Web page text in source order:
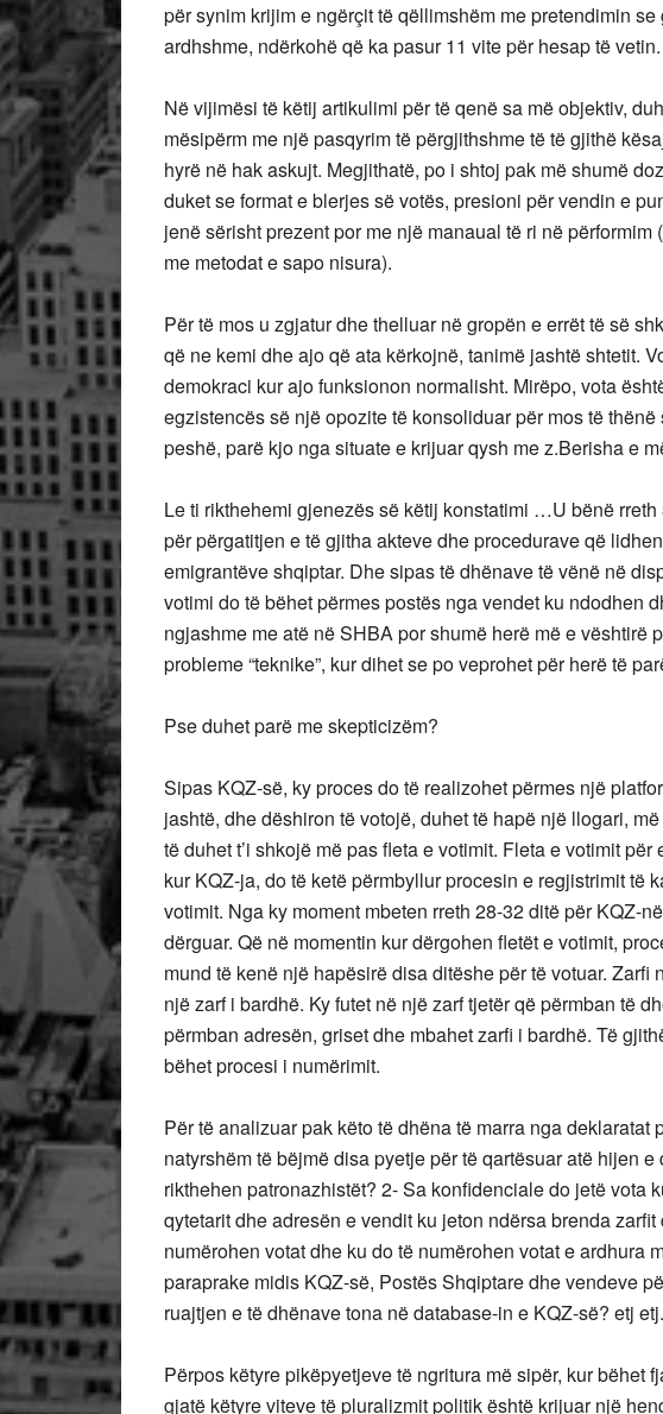
për synim krijim e ngërçit të qëllimshëm me pretendimin
ardhshme, ndërkohë që ka pasur 11 vite për hesap të vetin.
Në vijimësi të këtij artikulimi për të qenë sa më objektiv,
mësipërm me një pasqyrim të përgjithshme të të gjithë
hyrë në hak askujt. Megjithatë, po i shtoj pak më shumë
duket se format e blerjes së votës, presioni për vendin e
jenë sërisht prezent por me një manaual të ri në
me metodat e sapo nisura).
Për të mos u zgjatur dhe thelluar në gropën e errët të së
që ne kemi dhe ajo që ata kërkojnë, tanimë jashtë shtetit.
demokraci kur ajo funksionon normalisht. Mirëpo, vota
egzistencës së një opozite të konsoliduar për mos të
peshë, parë kjo nga situate e krijuar qysh me z.Berisha e
Le ti rikthehemi gjenezës së këtij konstatimi …U bënë
për përgatitjen e të gjitha akteve dhe procedurave që
emigrantëve shqiptar. Dhe sipas të dhënave të vënë në
votimi do të bëhet përmes postës nga vendet ku ndodhen
ngjashme me atë në SHBA por shumë herë më e vështirë
probleme “teknike”, kur dihet se po veprohet për herë të
Pse duhet parë me skepticizëm?
Sipas KQZ-së, ky proces do të realizohet përmes një
jashtë, dhe dëshiron të votojë, duhet të hapë një llogari,
të duhet t’i shkojë më pas fleta e votimit. Fleta e votimit
kur KQZ-ja, do të ketë përmbyllur procesin e regjistrimit të
votimit. Nga ky moment mbeten rreth 28-32 ditë për KQZ-
dërguar. Që në momentin kur dërgohen fletët e votimit,
mund të kenë një hapësirë disa ditëshe për të votuar.
një zarf i bardhë. Ky futet në një zarf tjetër që përmban të
përmban adresën, griset dhe mbahet zarfi i bardhë. Të
bëhet procesi i numërimit.
Për të analizuar pak këto të dhëna të marra nga deklaratat
natyrshëm të bëjmë disa pyetje për të qartësuar atë hijen
rikthehen patronazhistët? 2- Sa konfidenciale do jetë vota
qytetarit dhe adresën e vendit ku jeton ndërsa brenda
numërohen votat dhe ku do të numërohen votat e ardhura
paraprake midis KQZ-së, Postës Shqiptare dhe vendeve
ruajtjen e të dhënave tona në database-in e KQZ-së? etj etj.
Përpos këtyre pikëpyetjeve të ngritura më sipër, kur bëhet
gjatë këtyre viteve të pluralizmit politik është krijuar një